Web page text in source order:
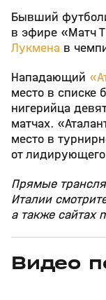
Бывший
в эфире «Матч
Лукмена в
Нападающий
место в списке
нигерийца
матчах.
место в
от
Прямые
Италии
а также сайтах
Видео
31 июл, 17:10